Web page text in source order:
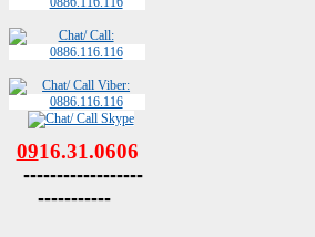
0916.31.0606
------------------
-----------